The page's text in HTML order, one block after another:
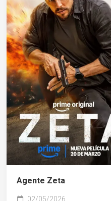
Agente Zeta
02/05/2026